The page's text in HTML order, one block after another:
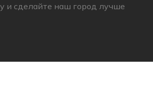
и сделайте наш город лучше